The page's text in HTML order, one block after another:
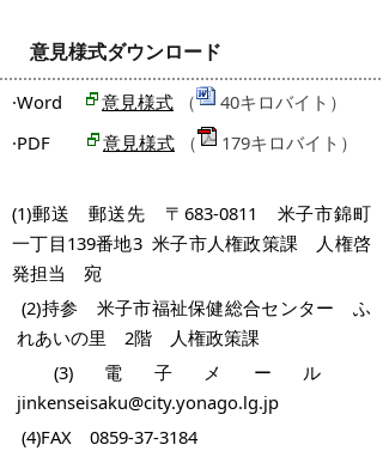
意見様式ダウンロード
·Word 意見様式 （
40キロバイト）
·PDF
意見様式 （ 179キロバイト）
(1)郵送 郵送先 〒683-0811 米子市錦町
一丁目139番地3 米子市人権政策課 人権啓
発担当 宛
(2)持参 米子市福祉保健総合センター ふ
れあいの里 2階 人権政策課
(3)電子メール
jinkenseisaku@city.yonago.lg.jp
(4)FAX 0859-37-3184